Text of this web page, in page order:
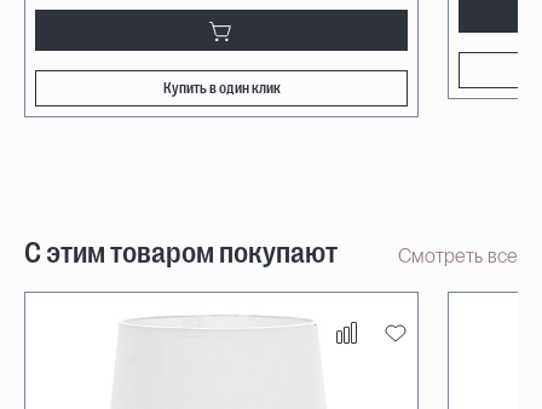
Купить в один клик
С этим товаром покупают Смотреть все